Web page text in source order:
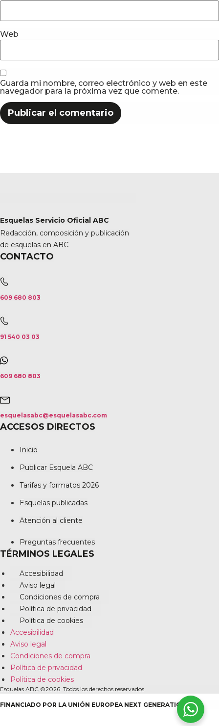
Web
Guarda mi nombre, correo electrónico y web en este
navegador para la próxima vez que comente.
Esquelas Servicio Oficial ABC
Redacción, composición y publicación
de esquelas en ABC
CONTACTO
609 680 803
91 540 03 03
609 680 803
esquelasabc@esquelasabc.com
ACCESOS DIRECTOS
Inicio
Publicar Esquela ABC
Tarifas y formatos 2026
Esquelas publicadas
Atención al cliente
Preguntas frecuentes
TÉRMINOS LEGALES
Accesibilidad
Aviso legal
Condiciones de compra
Política de privacidad
Política de cookies
Accesibilidad
Aviso legal
Condiciones de compra
Política de privacidad
Política de cookies
Esquelas ABC ©2026. Todos los derechos reservados
FINANCIADO POR LA UNIÓN EUROPEA NEXT GENERATION EU